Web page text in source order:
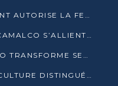
FOOTBALL : LE GOUVERNEMENT AUTORISE LA FECOFOOT À OCCUPER LES COMPLEXES SPORTIFS
CAMEROUN : L’ÉTAT, AGL ET CAMALCO S’ALLIENT POUR UN MÉGA-PROJET FERROVIAIRE
ENVIRONNEMENT : AGL CONGO TRANSFORME SES DÉCHETS EN OUTILS DE FORMATION
DES HOMMES ET FEMMES DE CULTURE DISTINGUÉS POUR LEUR ENGAGEMENT PAR BANTOU CULTURE